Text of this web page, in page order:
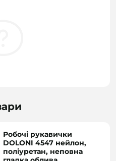
Робочі рукавички
DOLONI 4547 нейлон,
поліуретан, неповна